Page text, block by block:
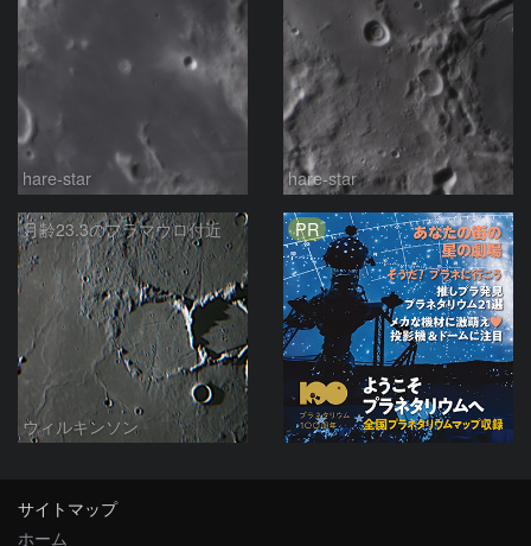
hare-star hare-star
月齢23.3のフラマウロ付近
ウィルキンソン
PR
サイトマップ
ホーム